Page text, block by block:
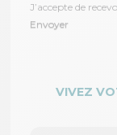
VIVEZ
J’accepte de
Envoyer